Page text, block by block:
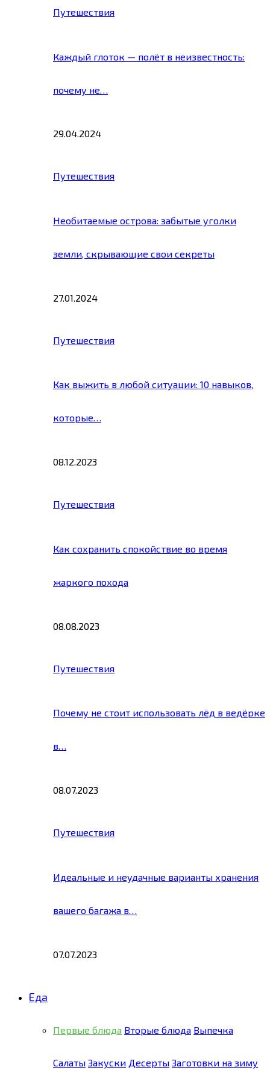
Путешествия
Каждый глоток — полёт в неизвестность:
почему не…
29.04.2024
Путешествия
Необитаемые острова: забытые уголки
земли, скрывающие свои секреты
27.01.2024
Путешествия
Как выжить в любой ситуации: 10 навыков,
которые…
08.12.2023
Путешествия
Как сохранить спокойствие во время
жаркого похода
08.08.2023
Путешествия
Почему не стоит использовать лёд в ведёрке
в…
08.07.2023
Путешествия
Идеальные и неудачные варианты хранения
вашего багажа в…
07.07.2023
Еда
Первые блюда Вторые блюда Выпечка
Салаты Закуски Десерты Заготовки на зиму